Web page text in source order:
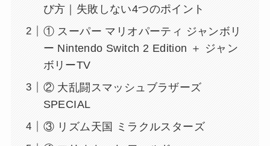
び方｜失敗しない4つのポイント
① スーパー マリオパーティ ジャンボリ
ー Nintendo Switch 2 Edition ＋ ジャン
ボリーTV
② 大乱闘スマッシュブラザーズ
SPECIAL
③ リズム天国 ミラクルスターズ